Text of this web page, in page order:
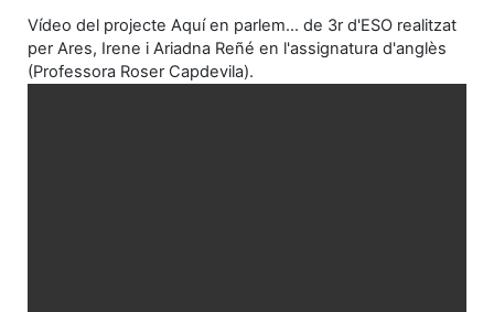
Vídeo del projecte Aquí en parlem... de 3r d'ESO realitzat
per Ares, Irene i Ariadna Reñé en l'assignatura d'anglès
(Professora Roser Capdevila).